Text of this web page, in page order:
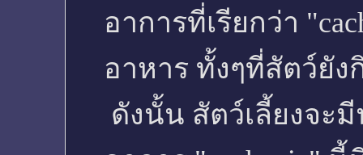
อาการที่เรียกว่า
อาหาร ทั้งๆที่สัตว์ยั
ดังนั้น สัตว์เลี้ยงจะ